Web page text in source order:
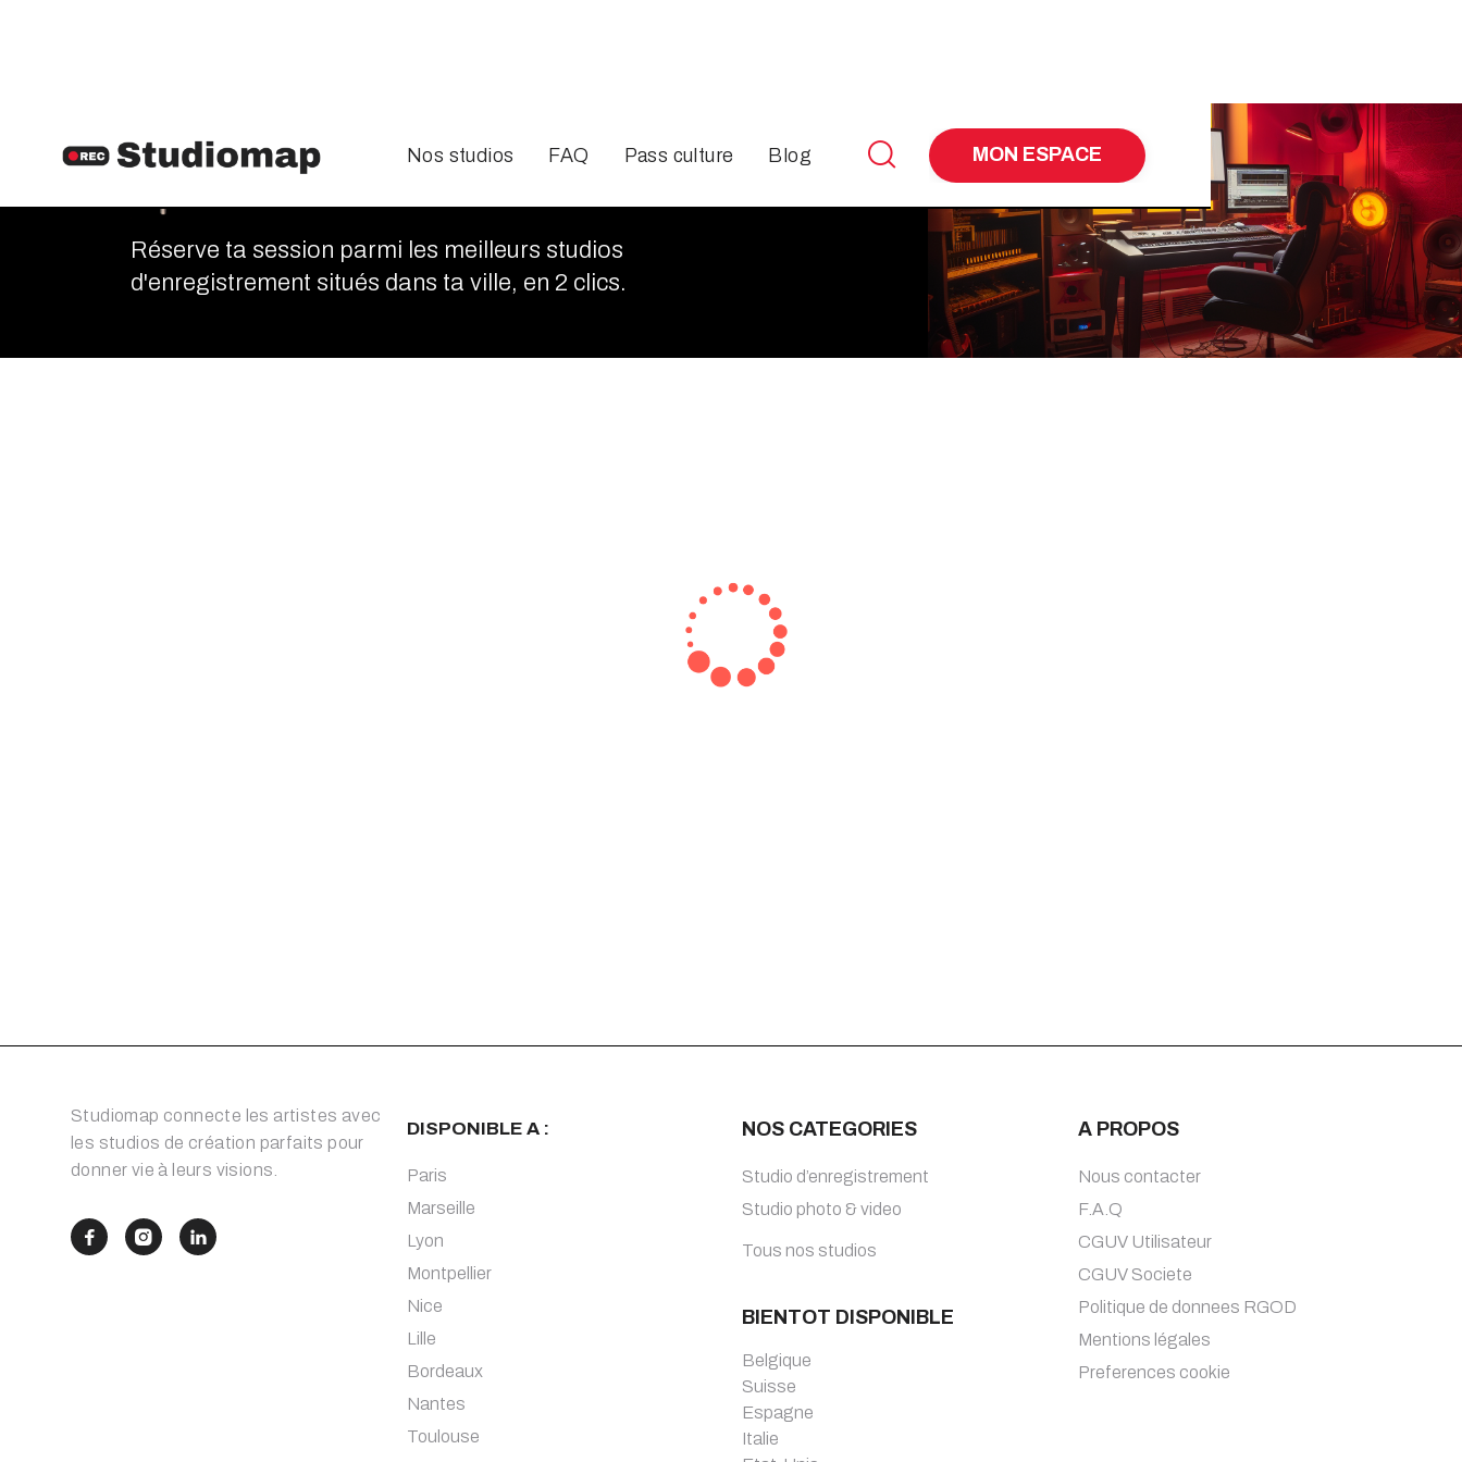
Nos studios FAQ Pass culture Blog  MON ESPACE
Vernouillet
Réserve ta session parmi les meilleurs studios
d'enregistrement situés dans ta ville, en 2 clics.
Studiomap connecte les artistes avec
les studios de création parfaits pour
donner vie à leurs visions.
  
DISPONIBLE A :
Paris
Marseille
Lyon
Montpellier
Nice
Lille
Bordeaux
Nantes
Toulouse
NOS CATEGORIES
Studio d’enregistrement
Studio photo & video
Tous nos studios
BIENTOT DISPONIBLE
Belgique
Suisse
Espagne
Italie
A PROPOS
Nous contacter
F.A.Q
CGUV Utilisateur
CGUV Societe
Politique de donnees RGOD
Mentions légales
Preferences cookie